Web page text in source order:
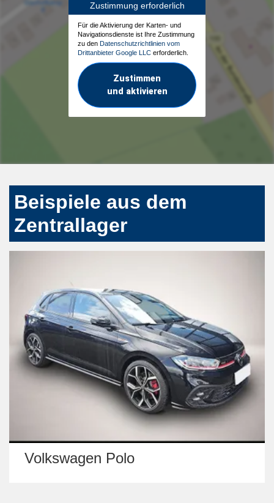
Zustimmung erforderlich
Für die Aktivierung der Karten- und
Navigationsdienste ist Ihre Zustimmung
zu den Datenschutzrichtlinien vom
Drittanbieter Google LLC erforderlich.
Zustimmen
und aktivieren
Beispiele aus dem
Zentrallager